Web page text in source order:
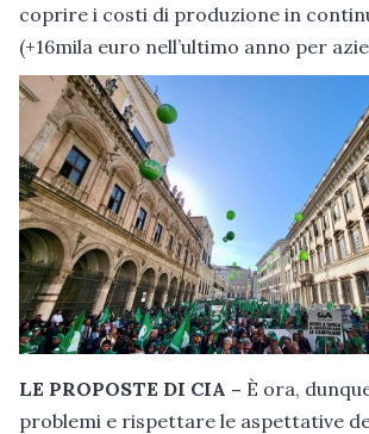
coprire i costi di produzione in
(+16mila euro nell’ultimo anno per
LE PROPOSTE DI CIA – Ѐ ora,
problemi e rispettare le aspettative